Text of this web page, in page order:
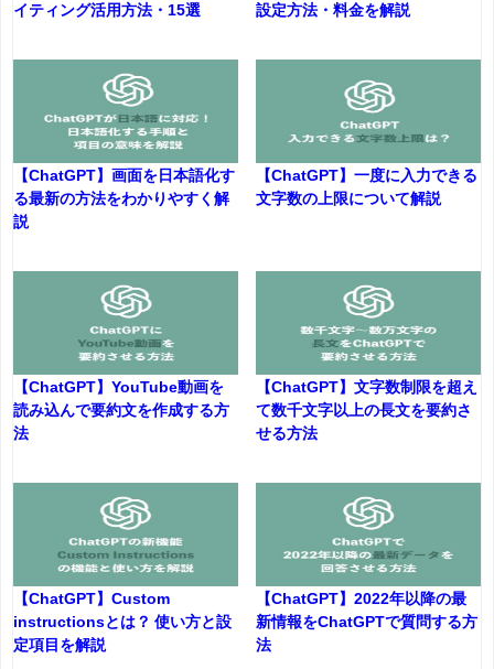
イティング活用方法・15選
設定方法・料金を解説
【ChatGPT】画面を日本語化す
る最新の方法をわかりやすく解
説
【ChatGPT】一度に入力できる
文字数の上限について解説
【ChatGPT】YouTube動画を
読み込んで要約文を作成する方
法
【ChatGPT】文字数制限を超え
て数千文字以上の長文を要約さ
せる方法
【ChatGPT】Custom
instructionsとは？ 使い方と設
定項目を解説
【ChatGPT】2022年以降の最
新情報をChatGPTで質問する方
法